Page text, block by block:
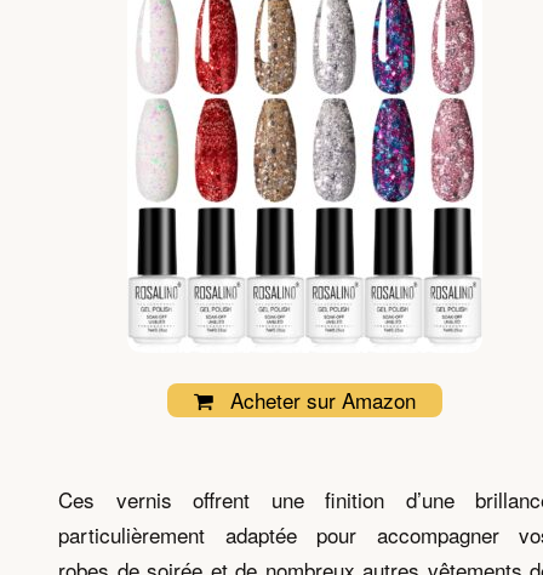
Acheter sur Amazon
Ces vernis offrent une finition d’une
particulièrement adaptée pour accompagner